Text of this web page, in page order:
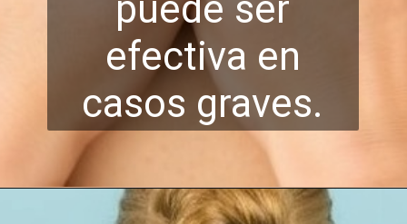
puede ser
efectiva en
casos graves.